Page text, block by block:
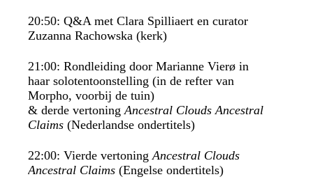
20:50: Q&A met Clara Spilliaert en curator
Zuzanna Rachowska (kerk)
21:00: Rondleiding door Marianne Vierø in
haar solotentoonstelling (in de refter van
Morpho, voorbij de tuin)
& derde vertoningAncestral Clouds Ancestral
Claims (Nederlandse ondertitels)
22:00: Vierde vertoningAncestral Clouds
Ancestral Claims (Engelse ondertitels)